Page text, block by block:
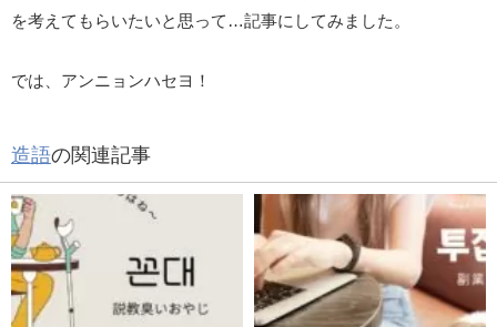
を考えてもらいたいと思って…記事にしてみました。
では、アンニョンハセヨ！
造語の関連記事